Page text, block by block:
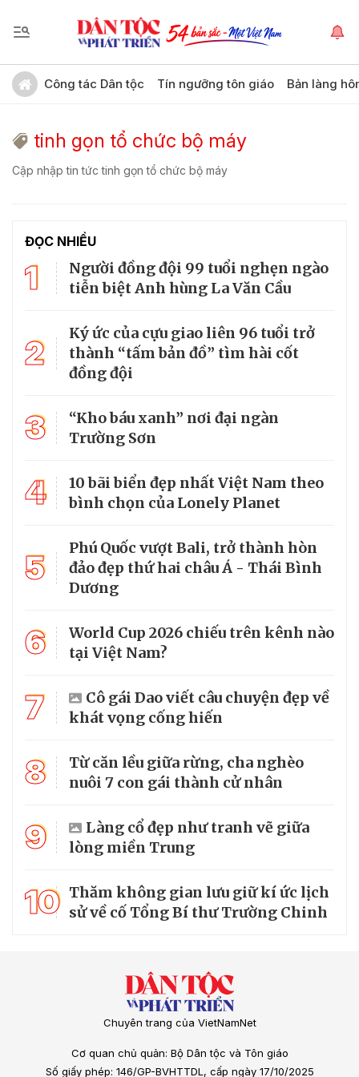
Công tác Dân tộc Tín ngưỡng tôn giáo Bản làng
tinh gọn tổ chức bộ máy
Cập nhập tin tức tinh gọn tổ chức bộ máy
ĐỌC NHIỀU
1
Người đồng đội 99 tuổi nghẹn ngào
tiễn biệt Anh hùng La Văn Cầu
2
Ký ức của cựu giao liên 96 tuổi trở
thành “tấm bản đồ” tìm hài cốt
đồng đội
3
“Kho báu xanh” nơi đại ngàn
Trường Sơn
4
10 bãi biển đẹp nhất Việt Nam theo
bình chọn của Lonely Planet
5
Phú Quốc vượt Bali, trở thành hòn
đảo đẹp thứ hai châu Á - Thái Bình
Dương
6
World Cup 2026 chiếu trên kênh nào
tại Việt Nam?
7
Cô gái Dao viết câu chuyện đẹp về
khát vọng cống hiến
8
Từ căn lều giữa rừng, cha nghèo
nuôi 7 con gái thành cử nhân
9
Làng cổ đẹp như tranh vẽ giữa
lòng miền Trung
10 Thăm không gian lưu giữ kí ức lịch
sử về cố Tổng Bí thư Trường Chinh
Chuyên trang của VietNamNet
Cơ quan chủ quản: Bộ Dân tộc và Tôn giáo
Số giấy phép: 146/GP-BVHTTDL, cấp ngày 17/10/2025